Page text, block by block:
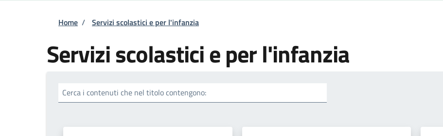
Briciole di pane
Home / Servizi scolastici e per l'infanzia
Servizi scolastici e per l'infanzia
Cerca i contenuti che nel titolo contengono: